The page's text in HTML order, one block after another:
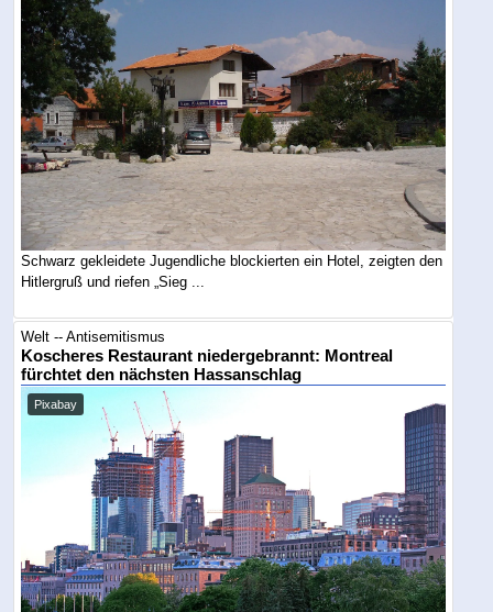
Schwarz gekleidete Jugendliche blockierten ein Hotel, zeigten den
Hitlergruß und riefen „Sieg ...
Welt -- Antisemitismus
Koscheres Restaurant niedergebrannt: Montreal
fürchtet den nächsten Hassanschlag
Pixabay